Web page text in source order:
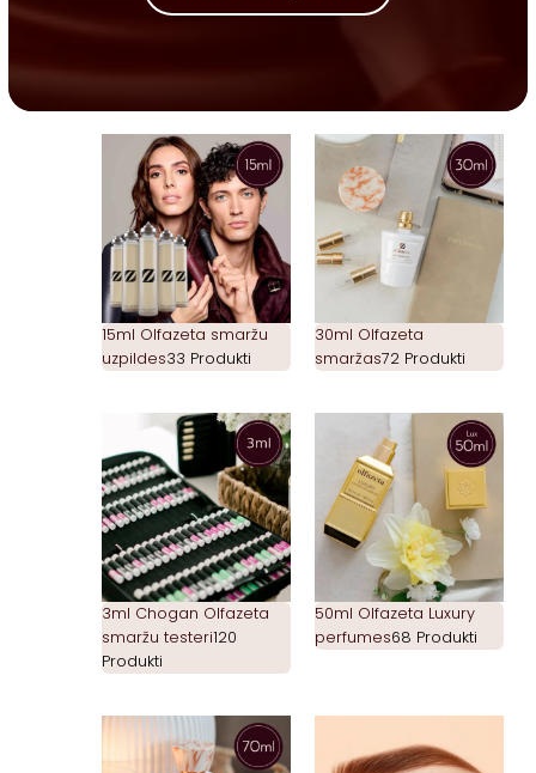
15ml Olfazeta smaržu
uzpildes33 Produkti
30ml Olfazeta
smaržas72 Produkti
3ml Chogan Olfazeta
smaržu testeri120
Produkti
50ml Olfazeta Luxury
perfumes68 Produkti